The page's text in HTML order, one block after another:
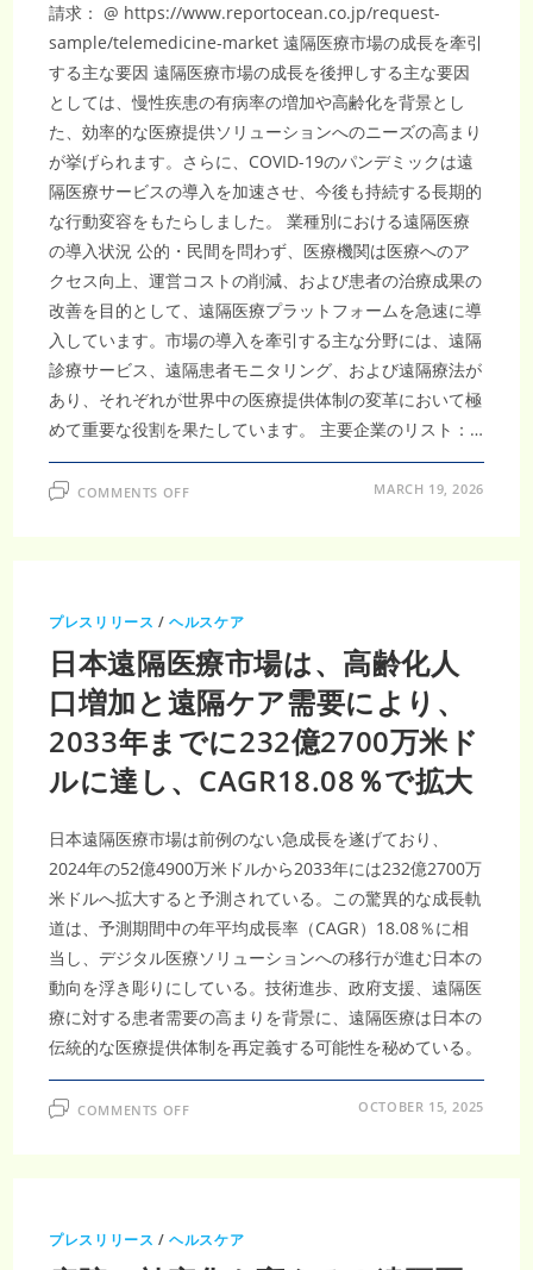
請求： @ https://www.reportocean.co.jp/request-
sample/telemedicine-market 遠隔医療市場の成長を牽引
する主な要因 遠隔医療市場の成長を後押しする主な要因
としては、慢性疾患の有病率の増加や高齢化を背景とし
た、効率的な医療提供ソリューションへのニーズの高まり
が挙げられます。さらに、COVID-19のパンデミックは遠
隔医療サービスの導入を加速させ、今後も持続する長期的
な行動変容をもたらしました。 業種別における遠隔医療
の導入状況 公的・民間を問わず、医療機関は医療へのア
クセス向上、運営コストの削減、および患者の治療成果の
改善を目的として、遠隔医療プラットフォームを急速に導
入しています。市場の導入を牽引する主な分野には、遠隔
診療サービス、遠隔患者モニタリング、および遠隔療法が
あり、それぞれが世界中の医療提供体制の変革において極
めて重要な役割を果たしています。 主要企業のリスト：…
COMMENTS OFFON
年
に
8,345
億
米
ド
ル
到
達
見
込
み
｜
で
拡
大
す
る
ヘ
ル
ス
テ
ッ
ク
MARCH 19, 2026
プレスリリース /ヘルスケア
日本遠隔医療市場は、高齢化人
口増加と遠隔ケア需要により、
2033年までに232億2700万米ド
ルに達し、CAGR18.08％で拡大
日本遠隔医療市場は前例のない急成長を遂げており、
2024年の52億4900万米ドルから2033年には232億2700万
米ドルへ拡大すると予測されている。この驚異的な成長軌
道は、予測期間中の年平均成長率（CAGR）18.08％に相
当し、デジタル医療ソリューションへの移行が進む日本の
動向を浮き彫りにしている。技術進歩、政府支援、遠隔医
療に対する患者需要の高まりを背景に、遠隔医療は日本の
伝統的な医療提供体制を再定義する可能性を秘めている。
COMMENTS OFFON
場
は、
OCTOBER 15, 2025
プレスリリース /ヘルスケア